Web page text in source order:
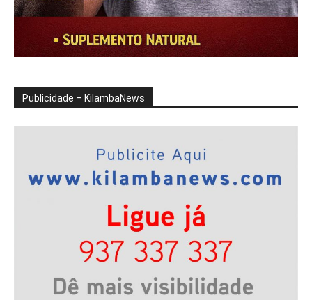
Publicidade – KilambaNews